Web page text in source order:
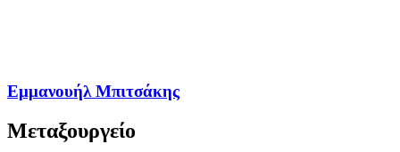
Εμμανουήλ Μπιτσάκης
Μεταξουργείο